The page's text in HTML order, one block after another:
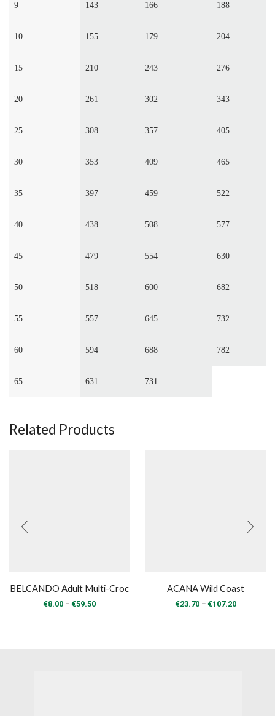
9 143 166 188
10 155 179 204
15 210 243 276
20 261 302 343
25 308 357 405
30 353 409 465
35 397 459 522
40 438 508 577
45 479 554 630
50 518 600 682
55 557 645 732
60 594 688 782
65 631 731
Related Products
BELCANDO Adult Multi-Croc
€8.00 – €59.50Price
ACANA Wild Coast
€23.70 – €107.20Price